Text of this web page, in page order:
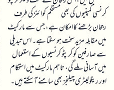
کرنسی کمپنیوں کی بھی مستحکم کوائنز کی طرف
رجحان بڑھنے کا امکان ہے، جس سے مارکیٹ
میں مقابلہ مزید سخت ہو سکتا ہے۔ اس تبدیلی
سے صارفین کو کرپٹو کرنسیوں کے استعمال
میں آسانی ملے گی، تاہم مارکیٹ میں استحکام
اور ریگولیٹری چیلنجز بھی سامنے آ سکتے ہیں۔